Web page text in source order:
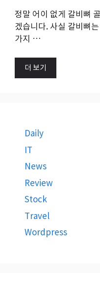
정말 어이 없게 갈비뼈
겠습니다. 사실 갈비뼈
가지 …
더 보기
Daily
IT
News
Review
Stock
Travel
Wordpress